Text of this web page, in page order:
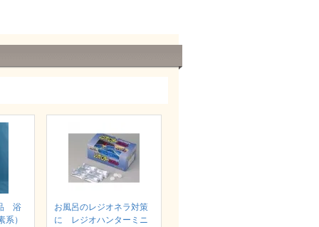
浴
）
お風呂のレジオネラ対策
に レジオハンターミニ